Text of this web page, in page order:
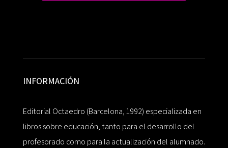
INFORMACIÓN
Editorial Octaedro (Barcelona, 1992) especializada en
libros sobre educación, tanto para el desarrollo del
profesorado como para la actualización del alumnado.